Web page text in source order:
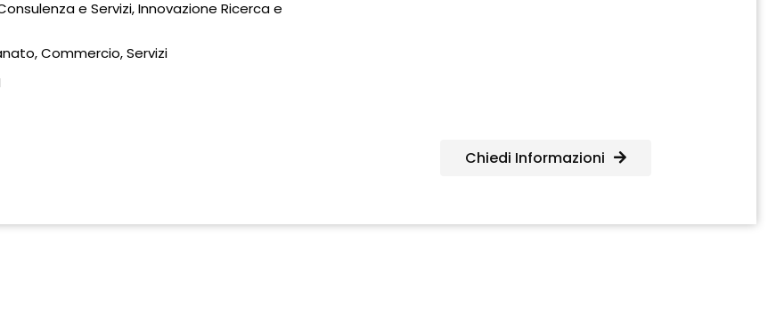
Commercio, Servizi
Chiedi Informazioni